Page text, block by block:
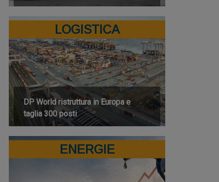
LOGISTICA
DP World ristruttura in Europa e
taglia 300 posti
ENERGIE